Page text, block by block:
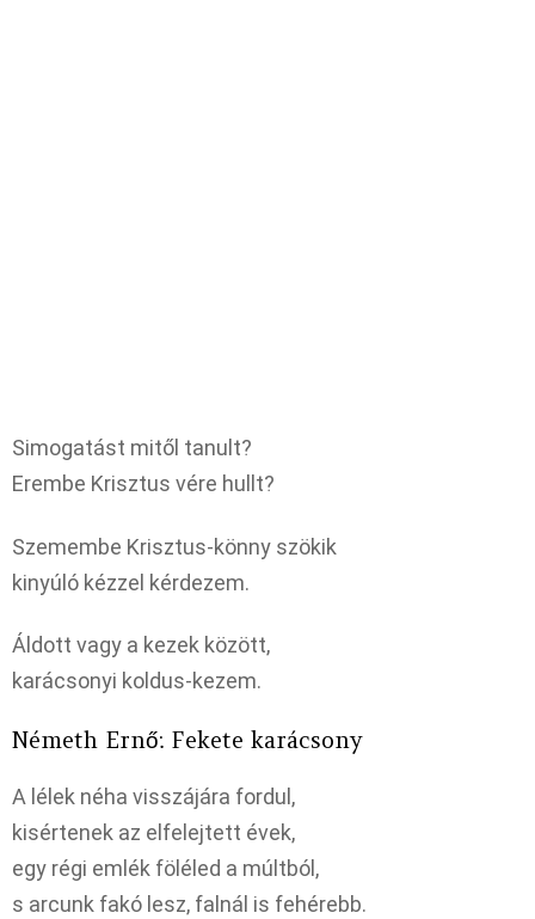
Simogatást mitől tanult?
Erembe Krisztus vére hullt?
Szemembe Krisztus-könny szökik
kinyúló kézzel kérdezem.
Áldott vagy a kezek között,
karácsonyi koldus-kezem.
Németh Ernő: Fekete karácsony
A lélek néha visszájára fordul,
kisértenek az elfelejtett évek,
egy régi emlék föléled a múltból,
s arcunk fakó lesz, falnál is fehérebb.